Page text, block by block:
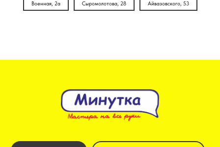
Военная, 2а Сыромолотова, 28 Айвазовского, 53